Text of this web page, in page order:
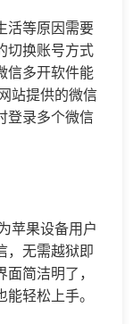
活等原因需要
切换账号方式
信多开软件能
站提供的微信
登录多个微信
苹果设备用户
，无需越狱即
简洁明了，
轻松上手。